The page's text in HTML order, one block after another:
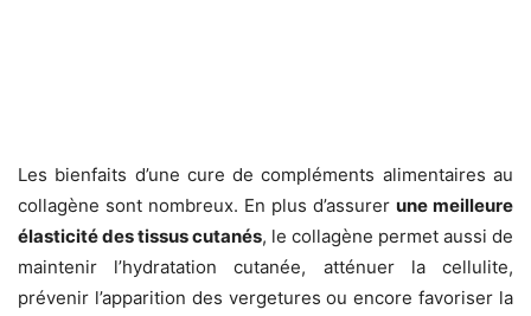
Les bienfaits d’une cure de compléments alimentaires au
collagène sont nombreux. En plus d’assurer une meilleure
élasticité des tissus cutanés, le collagène permet aussi de
maintenir l’hydratation cutanée, atténuer la cellulite,
prévenir l’apparition des vergetures ou encore favoriser la